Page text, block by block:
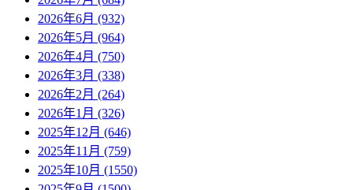
2026年6月 (932)
2026年5月 (964)
2026年4月 (750)
2026年3月 (338)
2026年2月 (264)
2026年1月 (326)
2025年12月 (646)
2025年11月 (759)
2025年10月 (1550)